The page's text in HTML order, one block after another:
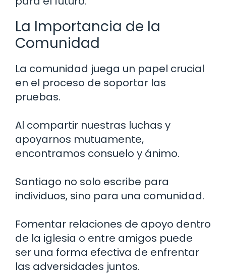
La Importancia de la
Comunidad
La comunidad juega un papel crucial
en el proceso de soportar las
pruebas.
Al compartir nuestras luchas y
apoyarnos mutuamente,
encontramos consuelo y ánimo.
Santiago no solo escribe para
individuos, sino para una comunidad.
Fomentar relaciones de apoyo dentro
de la iglesia o entre amigos puede
ser una forma efectiva de enfrentar
las adversidades juntos.